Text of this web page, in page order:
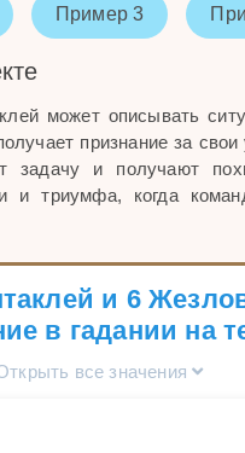
Пример 3
может описывать
признание за
задачу и получают
и триумфа, когда
и 6
в гадании на
все значения